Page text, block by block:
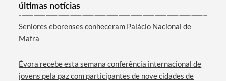
últimas notícias
Seniores eborenses conheceram Palácio Nacional de
Mafra
Évora recebe esta semana conferência internacional de
jovens pela paz com participantes de nove cidades de